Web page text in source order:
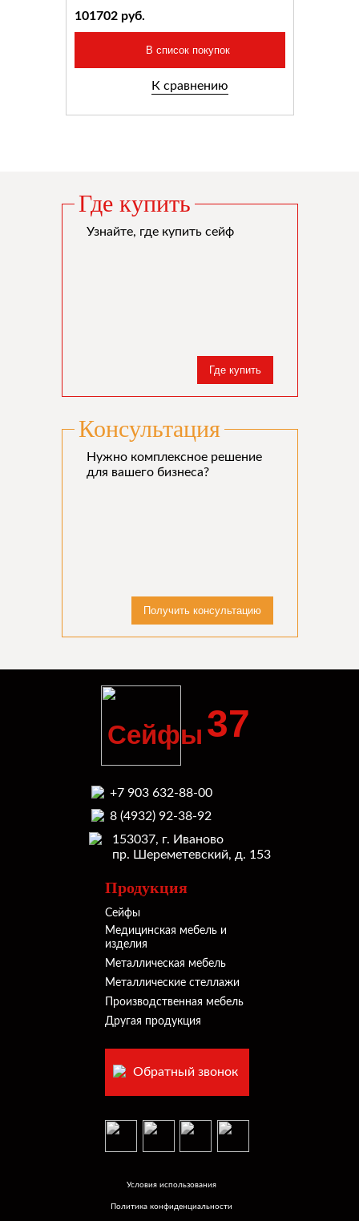
101702руб.
В список покупок
К сравнению
Где купить
Узнайте, где купить сейф
Где купить
Консультация
Нужно комплексное решение
для вашего бизнеса?
Получить консультацию
Сейфы 37
+7 903 632-88-00
8 (4932) 92-38-92
153037, г. Иваново
пр. Шереметевский, д. 153
Продукция
Сейфы
Медицинская мебель и
изделия
Металлическая мебель
Металлические стеллажи
Производственная мебель
Другая продукция
Обратный звонок
Условия использования
Политика конфиденциальности